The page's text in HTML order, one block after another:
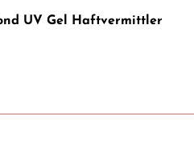
UV Gel Haftvermittler